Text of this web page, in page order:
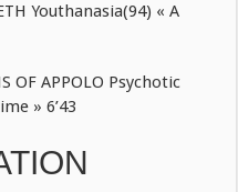
Youthanasia(94) « A
APPOLO Psychotic
» 6’43